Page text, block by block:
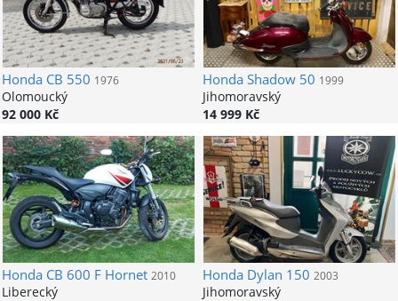
HondaCB 550 1976
Olomoucký
92 000 Kč
HondaShadow 50 1999
Jihomoravský
14 999 Kč
HondaCB 600 F Hornet 2010
Liberecký
HondaDylan 150 2003
Jihomoravský